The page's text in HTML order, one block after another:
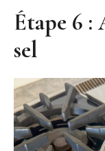
Étape 6
sel